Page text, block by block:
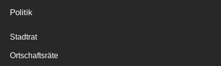
Politik
Stadtrat
Ortschaftsräte